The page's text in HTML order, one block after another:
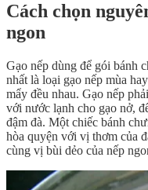
Cách chọn
ngon
Gạo nếp dùng để gói bánh
nhất là loại gạo nếp mùa
mẩy đều nhau. Gạo nếp
với nước lạnh cho gạo nở,
đậm đà. Một chiếc bánh
hòa quyện với vị thơm của
cùng vị bùi dẻo của nếp